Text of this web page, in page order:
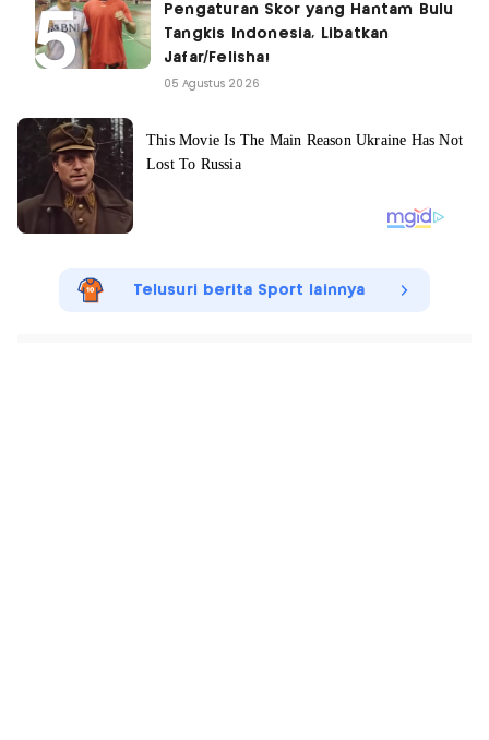
Pengaturan Skor yang Hantam Bulu
Tangkis Indonesia, Libatkan
Jafar/Felisha!
05 Agustus 2026
Telusuri berita Sport lainnya